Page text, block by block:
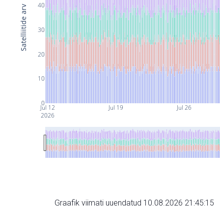
Jul 12
2026
Jul 19 Jul 26
0
10
20
30
40
Satelliitide arv
Graafik viimati uuendatud 10.08.2026 21:45:15